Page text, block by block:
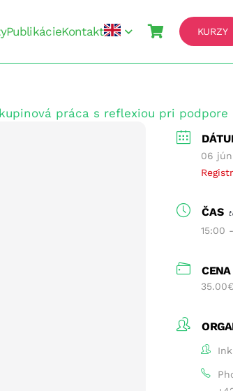
PublikácieKontakt KURZY
práca s reflexiou pri
06
ČAS
15:00
CENA
35.00€